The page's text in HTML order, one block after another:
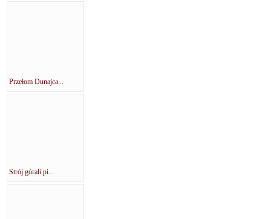
Przełom Dunajca...
Strój górali pi...